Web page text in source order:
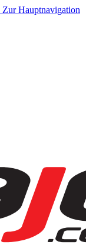
Zur Hauptnavigation